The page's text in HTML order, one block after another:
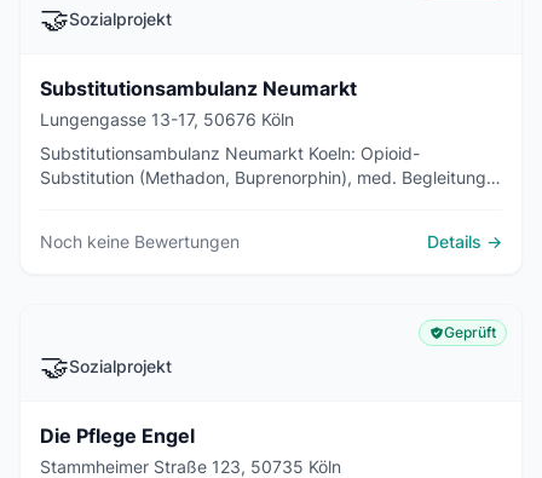
🤝Sozialprojekt
Substitutionsambulanz Neumarkt
Lungengasse 13-17, 50676 Köln
Substitutionsambulanz Neumarkt Koeln: Opioid-
Substitution (Methadon, Buprenorphin), med. Begleitung &
Noch keine Bewertungen Details →
🤝Sozialprojekt
Geprüft
Die Pflege Engel
Stammheimer Straße 123, 50735 Köln